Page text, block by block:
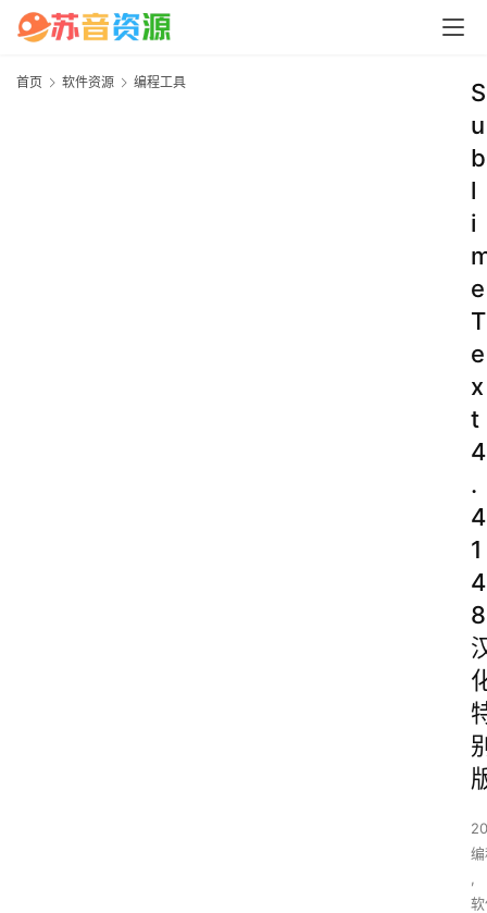
首页 软件资源 编程工具
S
u
b
l
i
e
T
e
x
t
4
.
4
1
4
8
,